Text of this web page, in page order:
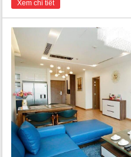
Bán căn hộ tòa CT1A KĐT
Xem chi tiết